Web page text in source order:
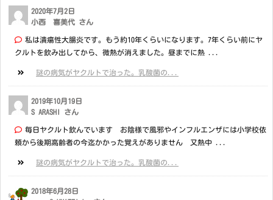
2020年7月2日
小西 喜美代 さん
私は潰瘍性大腸炎です。もう約10年くらいになります。7年くらい前にヤ
クルトを飲み出してから、微熱が消えました。昼までに熱 ...
謎の病気がヤクルトで治った。乳酸菌の...
2019年10月19日
S ARASHI さん
毎日ヤクルト飲んでいます お陰様で風邪やインフルエンザには小学校依
頼から後期高齢者の今迄かかった覚えがありません 又熱中 ...
謎の病気がヤクルトで治った。乳酸菌の...
2018年6月28日